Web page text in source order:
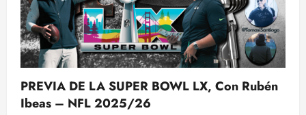
PREVIA DE LA SUPER BOWL LX, Con Rubén
Ibeas – NFL 2025/26